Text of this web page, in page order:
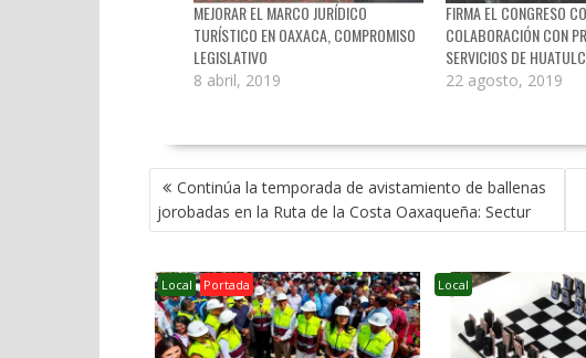
MEJORAR EL MARCO JURÍDICO
TURÍSTICO EN OAXACA, COMPROMISO
LEGISLATIVO
8 abril, 2019
FIRMA EL CONGRESO
COLABORACIÓN CON
SERVICIOS DE
22 agosto, 2019
NAVEGACIÓN
DE
ENTRADAS
Continúa la temporada de avistamiento de ballenas
jorobadas en la Ruta de la Costa Oaxaqueña: Sectur
Local Portada Local